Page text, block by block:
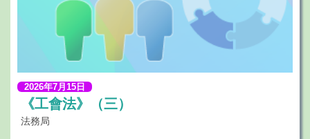
2026年7月15日
《工會法》（三）
法務局